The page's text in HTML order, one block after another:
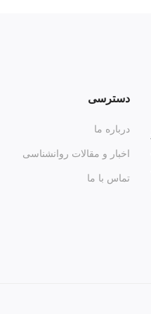
دسترسی
درباره ما
اخبار و مقالات روانشناسی
تماس با ما